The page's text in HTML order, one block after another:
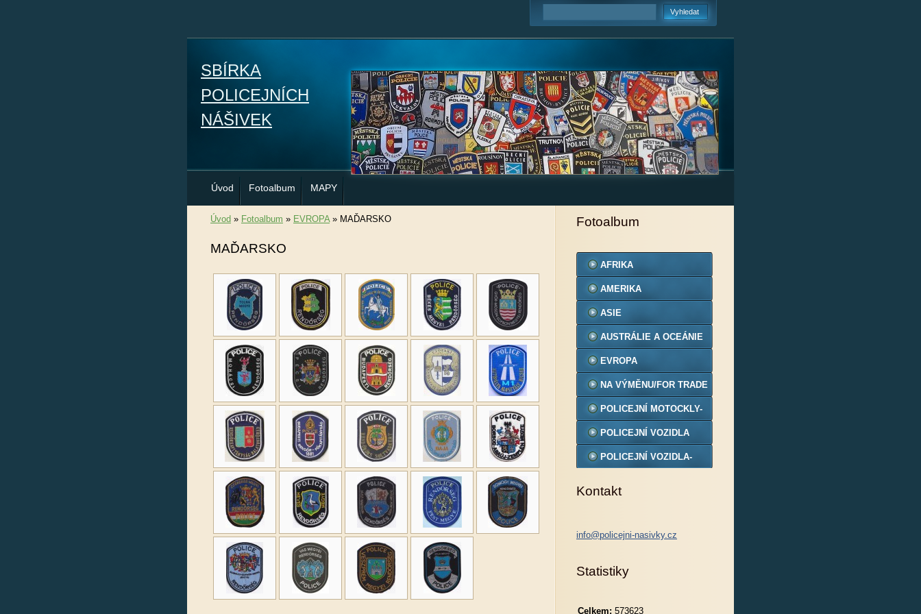
SBÍRKA
POLICEJNÍCH
NÁŠIVEK
Úvod Fotoalbum MAPY
Úvod » Fotoalbum » EVROPA» MAĎARSKO
MAĎARSKO
Fotoalbum
AFRIKA
AMERIKA
ASIE
AUSTRÁLIE A OCEÁNIE
EVROPA
NA VÝMĚNU/FOR TRADE
POLICEJNÍ MOTOCKLY-
MODELY
POLICEJNÍ VOZIDLA
POLICEJNÍ VOZIDLA-
Kontakt
info@policejni-nasivky.cz
Statistiky
Celkem: 573623